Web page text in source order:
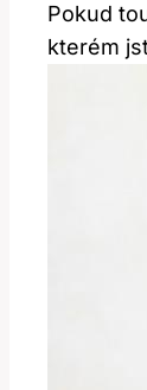
Pokud
kterém